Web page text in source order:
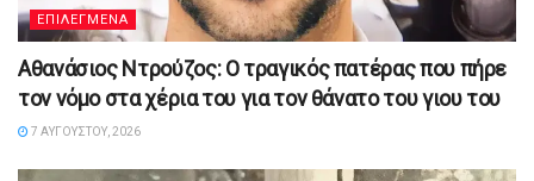
ΕΠΙΛΕΓΜΕΝΑ
Αθανάσιος Ντρούζος: Ο τραγικός πατέρας που πήρε
τον νόμο στα χέρια του για τον θάνατο του γιου του
7 ΑΥΓΟΎΣΤΟΥ, 2026